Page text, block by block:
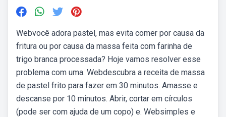
Webvocê adora pastel, mas evita comer por causa da
fritura ou por causa da massa feita com farinha de
trigo branca processada? Hoje vamos resolver esse
problema com uma. Webdescubra a receita de massa
de pastel frito para fazer em 30 minutos. Amasse e
descanse por 10 minutos. Abrir, cortar em círculos
(pode ser com ajuda de um copo) e. Websimples e